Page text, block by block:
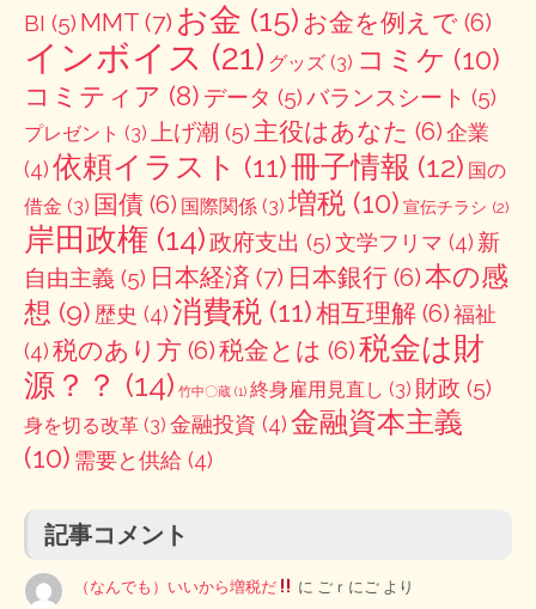
BI (5) MMT (7) お金 (15) お金を例えで (6)
インボイス (21) グッズ (3) コミケ (10)
コミティア (8) データ (5)バランスシート (5)
プレゼント (3) 上げ潮 (5) 主役はあなた (6)企業
(4)依頼イラスト (11)冊子情報 (12) 国の
借金 (3) 国債 (6) 国際関係 (3) 増税 (10) 宣伝チラシ (2)
岸田政権 (14)政府支出 (5)文学フリマ (4) 新
自由主義 (5) 日本経済 (7) 日本銀行 (6)本の感
想 (9) 歴史 (4)消費税 (11)相互理解 (6)福祉
(4)税のあり方 (6)税金とは (6)税金は財
源？？ (14) 竹中〇蔵 (1) 終身雇用見直し (3) 財政 (5)
身を切る改革 (3) 金融投資 (4)金融資本主義
(10) 需要と供給 (4)
記事コメント
（なんでも）いいから増税だ に ごｒにご より